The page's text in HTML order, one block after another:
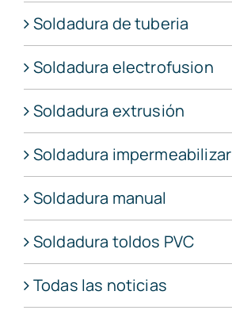
Soldadura de tuberia
Soldadura electrofusion
Soldadura extrusión
Soldadura impermeabilizar
Soldadura manual
Soldadura toldos PVC
Todas las noticias